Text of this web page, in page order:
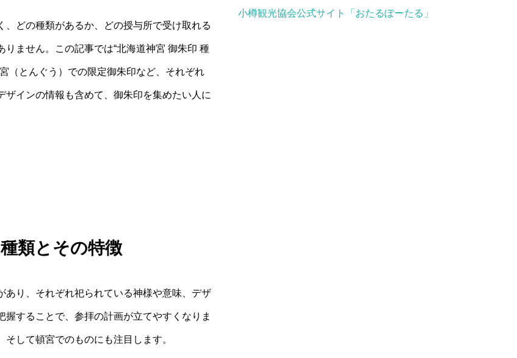
どの種類があるか、どの授与所で受け取れる
ません。この記事では“北海道神宮 御朱印 種
（とんぐう）での限定御朱印など、それぞれ
インの情報も含めて、御朱印を集めたい人に
類とその特徴
り、それぞれ祀られている神様や意味、デザ
することで、参拝の計画が立てやすくなりま
して頓宮でのものにも注目します。
小樽観光協会公式サイト「おたるぽーたる」